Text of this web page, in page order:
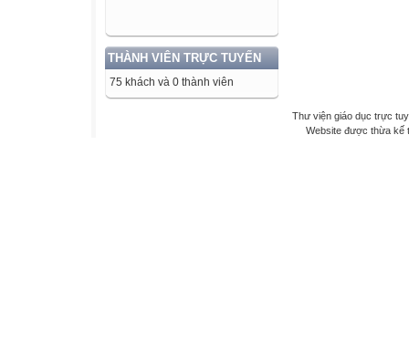
THÀNH VIÊN TRỰC TUYẾN
75 khách và 0 thành viên
Thư viện giáo dục trực
Website được thừa kế